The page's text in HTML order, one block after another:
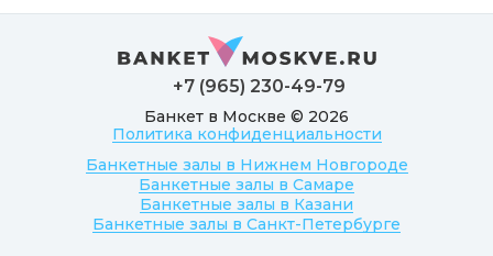
Банкет в Москве © 2026
Политика конфиденциальности
Банкетные залы в Нижнем Новгороде
Банкетные залы в Самаре
Банкетные залы в Казани
Банкетные залы в Санкт-Петербурге
+7 (965) 230-49-79